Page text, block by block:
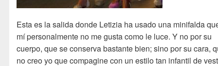
Esta es la salida donde Letizia ha usado una minifalda
mí personalmente no me gusta como le luce. Y no por su
cuerpo, que se conserva bastante bien; sino por su cara,
no creo yo que compagine con un estilo tan infantil de